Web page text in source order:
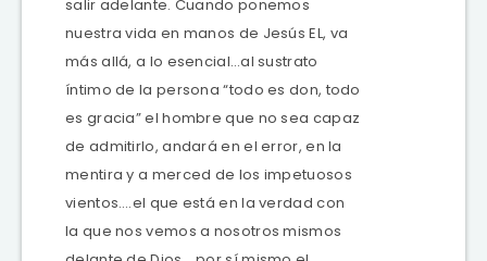
salir adelante. Cuando ponemos
nuestra vida en manos de Jesús EL, va
más allá, a lo esencial…al sustrato
íntimo de la persona “todo es don, todo
es gracia” el hombre que no sea capaz
de admitirlo, andará en el error, en la
mentira y a merced de los impetuosos
vientos….el que está en la verdad con
la que nos vemos a nosotros mismos